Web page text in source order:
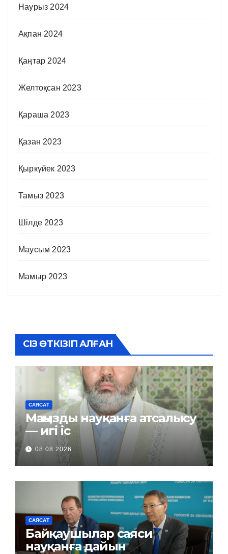
Наурыз 2024
Ақпан 2024
Қаңтар 2024
Желтоқсан 2023
Қараша 2023
Қазан 2023
Қыркүйек 2023
Тамыз 2023
Шілде 2023
Маусым 2023
Мамыр 2023
СІЗ ӨТКІЗІП АЛҒАН
САЯСАТ
Маңызды науқанға атсалысу
— игі іс
08.08.2026
САЯСАТ
Байқаушылар саяси
науқанға дайын